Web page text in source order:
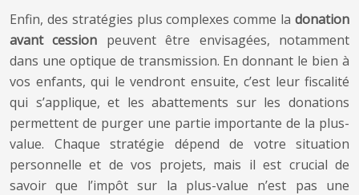
Enfin, des stratégies plus complexes comme la donation
avant cession peuvent être envisagées, notamment
dans une optique de transmission. En donnant le bien à
vos enfants, qui le vendront ensuite, c’est leur fiscalité
qui s’applique, et les abattements sur les donations
permettent de purger une partie importante de la plus-
value. Chaque stratégie dépend de votre situation
personnelle et de vos projets, mais il est crucial de
savoir que l’impôt sur la plus-value n’est pas une